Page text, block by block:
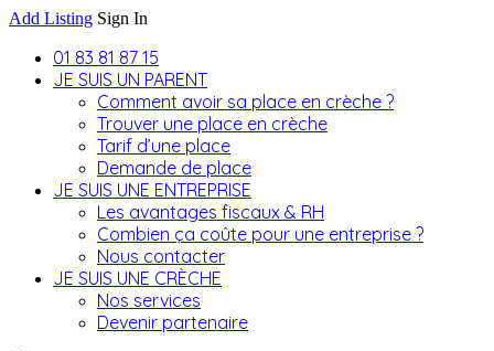
Add Listing Sign In
01 83 81 87 15
JE SUIS UN PARENT
Comment avoir sa place en crèche ?
Trouver une place en crèche
Tarif d’une place
Demande de place
JE SUIS UNE ENTREPRISE
Les avantages fiscaux & RH
Combien ça coûte pour une entreprise ?
Nous contacter
JE SUIS UNE CRÈCHE
Nos services
Devenir partenaire